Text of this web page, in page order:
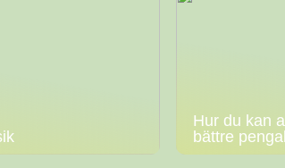
Hur du kan
bättre